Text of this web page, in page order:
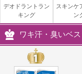
デオドラントラン
キング
スキンケ
ン
ワキ汗・臭いベ